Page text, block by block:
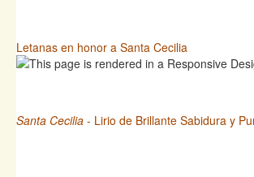
Letanas en honor a Santa Cecilia
Santa Cecilia - Lirio de Brillante Sabidura y